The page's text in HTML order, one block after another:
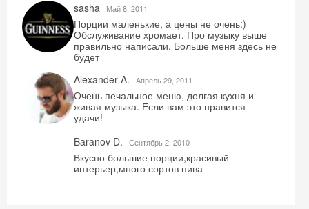
sasha
Май 8, 2011
Порции маленькие, а цены не очень:)
Обслуживание хромает. Про музыку выше
правильно написали. Больше меня здесь не
будет
Alexander A.
Aпрель 29, 2011
Очень печальное меню, долгая кухня и
живая музыка. Если вам это нравится -
удачи!
Baranov D.
Сентябрь 2, 2010
Вкусно большие порции,красивый
интерьер,много сортов пива